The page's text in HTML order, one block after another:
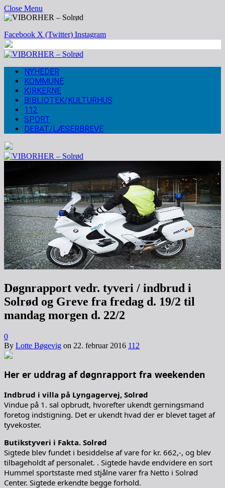
Close Menu
Facebook X (Twitter) Instagram
NYHEDER
KOMMUNE
KIRKERNE
BIBLIOTEK/KULTURHUS
112
SPORT
DEBAT/LÆSERBREVE
Døgnrapport vedr. tyveri / indbrud i
Solrød og Greve fra fredag d. 19/2 til
mandag morgen d. 22/2
0
By Lotte Bøgevig on 22. februar 2016 112
Her er uddrag af døgnrapport fra weekenden
Indbrud i villa på Lyngagervej, Solrød
Vindue på 1. sal opbrudt, hvorefter ukendt gerningsmand
foretog indstigning. Det er ukendt hvad der er blevet taget af
tyvekoster.
Butikstyveri i Fakta. Solrød
Sigtede blev fundet i besiddelse af vare for kr. 662,-, og blev
tilbageholdt af personalet. . Sigtede havde endvidere en sort
Hummel sportstaste med stjålne varer fra Netto i Solrød
Center. Sigtede erkendte begge forhold.